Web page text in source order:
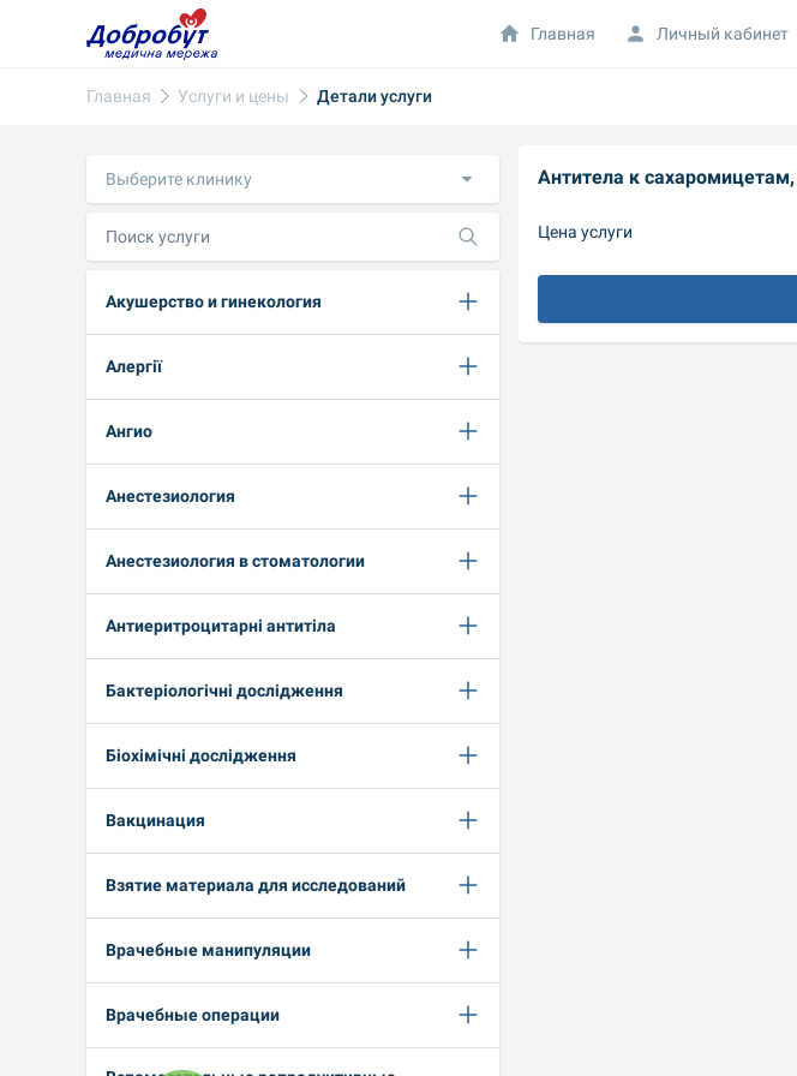
Главная Услуги и цены Детали услуги
Выберите клинику
Акушерство и гинекология
Алергії
Ангио
Анестезиология
Анестезиология в стоматологии
Антиеритроцитарні антитіла
Бактеріологічні дослідження
Біохімічні дослідження
Вакцинация
Взятие материала для исследований
Врачебные манипуляции
Врачебные операции
Антитела к
Цена услуги
Главная Личный кабинет